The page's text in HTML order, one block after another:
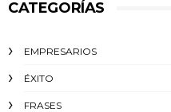
CATEGORÍAS
EMPRESARIOS
ÉXITO‬
FRASES